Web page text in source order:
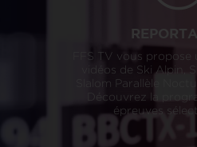
FFS TV vous
vidéos de Ski Alpin,
Slalom Parallèle
Découvrez la
épreuves